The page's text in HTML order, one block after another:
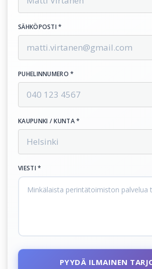
SÄHKÖPOSTI *
PUHELINNUMERO *
KAUPUNKI / KUNTA *
VIESTI *
PYYDÄ ILMAINEN